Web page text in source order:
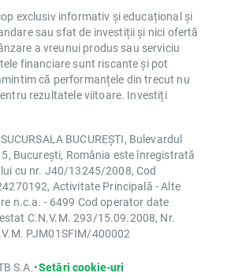
exclusiv informativ și educațional și
sau sfat de investiții și nici ofertă
a vreunui produs sau serviciu
financiare sunt riscante și pot
că performanțele din trecut nu
rezultatele viitoare. Investiți
BUCUREȘTI, Bulevardul
București, România este înregistrată
cu nr. J40/13245/2008, Cod
Activitate Principală - Alte
n.c.a. - 6499 Cod operator date
C.N.V.M. 293/15.09.2008, Nr.
PJM01SFIM/400002
S.A.•Setări cookie-uri